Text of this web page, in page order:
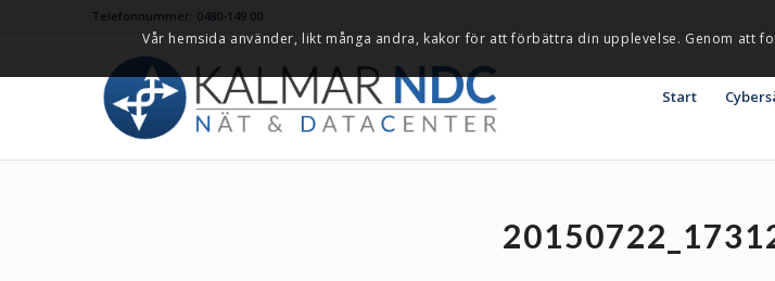
Telefonnummer: 0480-149 00
Start
Vår hemsida använder, likt många andra, kakor för att förbättra din upplevelse. Genom att